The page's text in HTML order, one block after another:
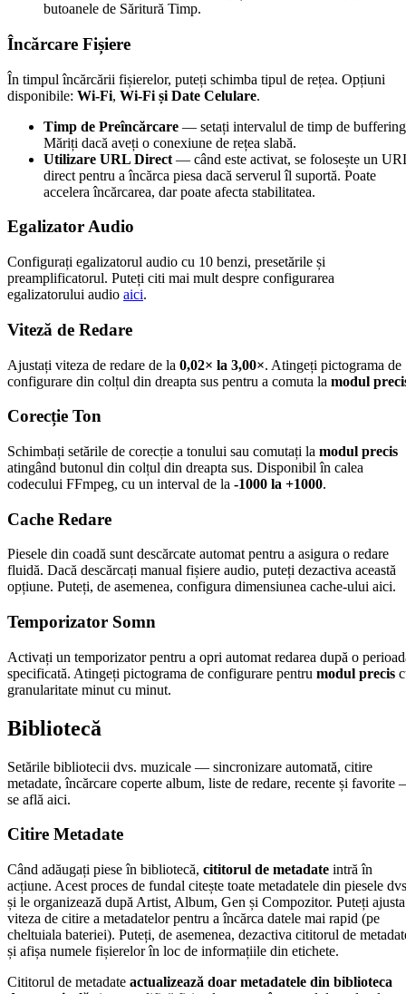
butoanele de Săritură Timp.
Încărcare Fișiere
În timpul încărcării fișierelor, puteți schimba tipul de rețea. Opțiuni
disponibile: Wi-Fi, Wi-Fi și Date Celulare.
Timp de Preîncărcare — setați intervalul de timp de
Măriți dacă aveți o conexiune de rețea slabă.
Utilizare URL Direct — când este activat, se folosește un
direct pentru a încărca piesa dacă serverul îl suportă. Poate
accelera încărcarea, dar poate afecta stabilitatea.
Egalizator Audio
Configurați egalizatorul audio cu 10 benzi, presetările și
preamplificatorul. Puteți citi mai mult despre configurarea
egalizatorului audio aici.
Viteză de Redare
Ajustați viteza de redare de la 0,02× la 3,00×. Atingeți pictograma de
configurare din colțul din dreapta sus pentru a comuta la modul
Corecție Ton
Schimbați setările de corecție a tonului sau comutați la modul precis
atingând butonul din colțul din dreapta sus. Disponibil în calea
codecului FFmpeg, cu un interval de la -1000 la +1000.
Cache Redare
Piesele din coadă sunt descărcate automat pentru a asigura o redare
fluidă. Dacă descărcați manual fișiere audio, puteți dezactiva această
opțiune. Puteți, de asemenea, configura dimensiunea cache-ului aici.
Temporizator Somn
Activați un temporizator pentru a opri automat redarea după o
specificată. Atingeți pictograma de configurare pentru modul precis
granularitate minut cu minut.
Bibliotecă
Setările bibliotecii dvs. muzicale — sincronizare automată, citire
metadate, încărcare coperte album, liste de redare, recente și favorite
se află aici.
Citire Metadate
Când adăugați piese în bibliotecă, cititorul de metadate intră în
acțiune. Acest proces de fundal citește toate metadatele din piesele
și le organizează după Artist, Album, Gen și Compozitor. Puteți ajusta
viteza de citire a metadatelor pentru a încărca datele mai rapid (pe
cheltuiala bateriei). Puteți, de asemenea, dezactiva cititorul de
și afișa numele fișierelor în loc de informațiile din etichete.
Cititorul de metadate actualizează doar metadatele din biblioteca